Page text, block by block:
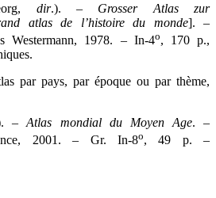
dir.). – Grosser Atlas zur
atlas de l’histoire du monde]. –
Westermann, 1978. – In-4o, 170 p.,
par pays, par époque ou par thème,
–Atlas mondial du Moyen Age. –
2001. – Gr. In-8o, 49 p. –